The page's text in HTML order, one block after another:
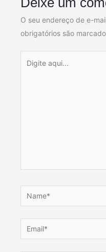
O seu endereço de e-
obrigatórios são
aqui...
Name*
Email*